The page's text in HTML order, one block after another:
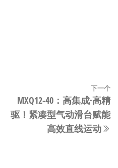
下一个
MXQ12-40：高集成·高精
驱！紧凑型气动滑台赋能
高效直线运动